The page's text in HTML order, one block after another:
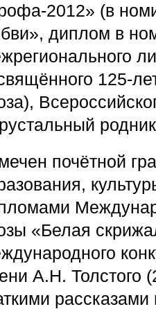
2012» (в
диплом в
125-
почётной
«Белая
А.Н. Толстого